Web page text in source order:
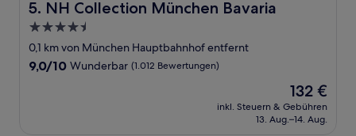
5. NH Collection München Bavaria
NH Collection München Bavaria
4.5-
Sterne-
Unterkunft
0,1 km von München Hauptbahnhof entfernt
9.0
9,0/10 Wunderbar (1.012 Bewertungen)
Der
Preis
beträgt
132 €
inkl. Steuern & Gebühren
13. Aug.–14. Aug.